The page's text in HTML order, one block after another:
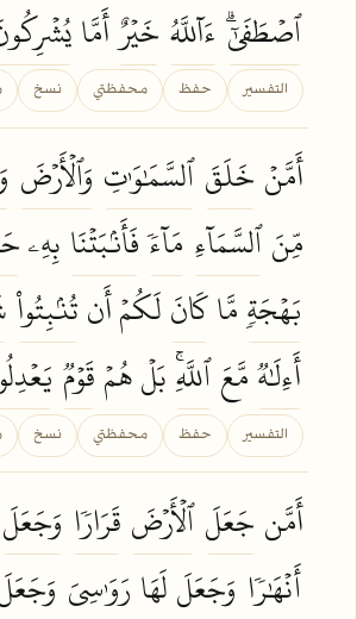
ٱصۡطَفَىٰٓۗ ءَآللَّهُخَيۡرٌأَمَّا
التفسير حفظ محفظتي نسخ
أَمَّنۡخَلَقَٱلسَّمَٰوَٰتِ وَٱلۡأَرۡضَ
مِّنَٱلسَّمَآءِ مَآءٗفَأَنۢبَتۡنَا بِهِۦ
بَهۡجَةٖمَّاكَانَلَكُمۡ أَنتُنۢبِتُواْ
أَءِلَٰهٞمَّعَٱللَّهِۚبَلۡ هُمۡقَوۡمٞ
التفسير حفظ محفظتي نسخ
أَمَّنجَعَلَٱلۡأَرۡضَ قَرَارٗا وَجَعَلَ
أَنۡهَٰرٗا وَجَعَلَلَهَا رَوَٰسِيَ